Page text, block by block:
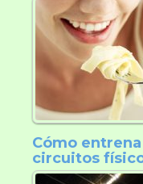
Cómo
circuitos